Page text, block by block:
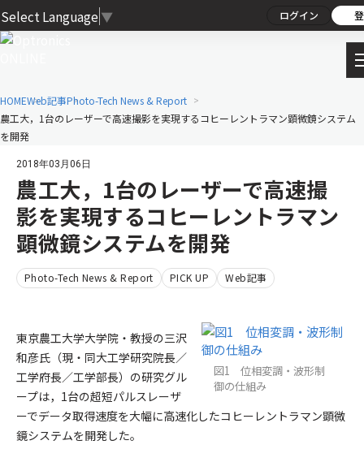
Select Language ▼ ログイン
HOMEWeb記事Photo-Tech News & Report
農工大，1台のレーザーで高速撮影を実現するコヒーレントラマン顕微鏡システム
を開発
2018年03月06日
農工大，1台のレーザーで高速撮
影を実現するコヒーレントラマン
顕微鏡システムを開発
Photo-Tech News & Report PICK UP Web記事
図1 位相変調・波形制
御の仕組み
東京農工大学大学院・教授の三沢
和彦氏（現・同大工学研究院長／
工学府長／工学部長）の研究グル
ープは，1台の超短パルスレーザ
ーでデータ取得速度を大幅に高速化したコヒーレントラマン顕微
鏡システムを開発した。